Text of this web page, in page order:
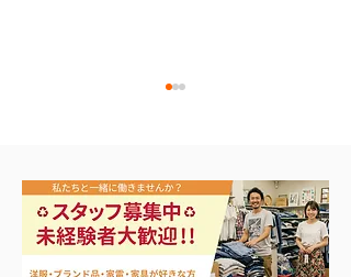
アップルウォッチ 第2世